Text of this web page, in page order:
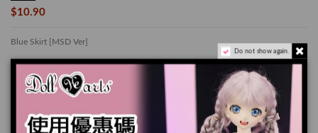
$10.90
Blue Skirt [MSD Ver]
*適用於 MSD / Mini Dollfie Dream
此套裝是我們有豐富經驗的裁縫手工製作的限量款.
裙子 x 1 件
Do not show again.